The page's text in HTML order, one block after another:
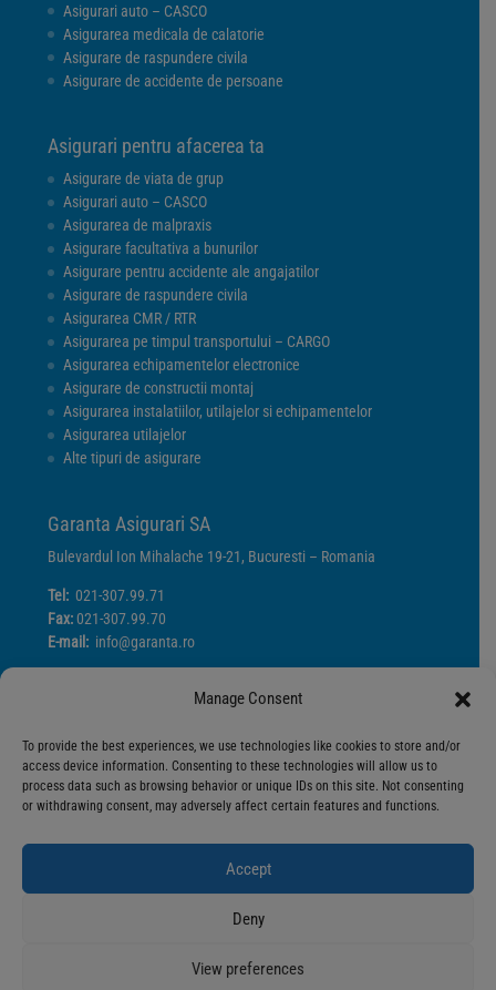
Manage Consent
To provide the best experiences, we use technologies like cookies to store and/or
access device information. Consenting to these technologies will allow us to
process data such as browsing behavior or unique IDs on this site. Not consenting
or withdrawing consent, may adversely affect certain features and functions.
Accept
Deny
View preferences
Asigurari auto – CASCO
Asigurarea medicala de calatorie
Asigurare de raspundere civila
Asigurare de accidente de persoane
Asigurari pentru afacerea ta
Asigurare de viata de grup
Asigurari auto – CASCO
Asigurarea de malpraxis
Asigurare facultativa a bunurilor
Asigurare pentru accidente ale angajatilor
Asigurare de raspundere civila
Asigurarea CMR / RTR
Asigurarea pe timpul transportului – CARGO
Asigurarea echipamentelor electronice
Asigurare de constructii montaj
Asigurarea instalatiilor, utilajelor si echipamentelor
Asigurarea utilajelor
Alte tipuri de asigurare
Garanta Asigurari SA
Bulevardul Ion Mihalache 19-21, Bucuresti – Romania
Tel: 021-307.99.71
Fax:021-307.99.70
E-mail: info@garanta.ro
Informare cookies
Informare supraveghere video
Termeni și conditii de utilizare
Riscuri Cibernetice